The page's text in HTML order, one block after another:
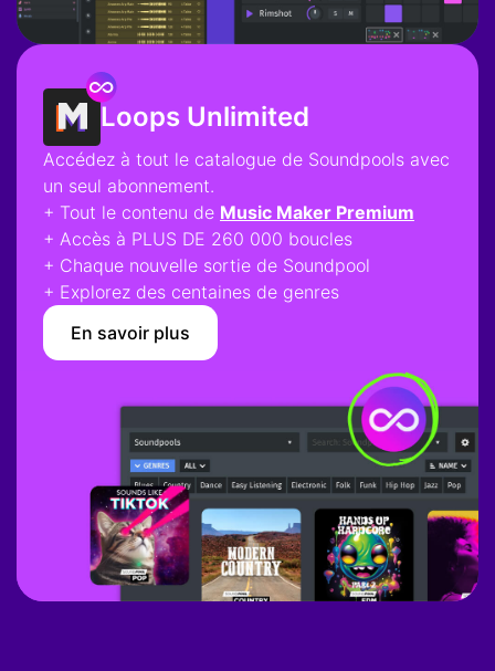
Loops Unlimited
Accédez à tout le catalogue de Soundpools avec
un seul abonnement.
+ Tout le contenu de Music Maker Premium
+ Accès à PLUS DE 260 000 boucles
+ Chaque nouvelle sortie de Soundpool
+ Explorez des centaines de genres
En savoir plus